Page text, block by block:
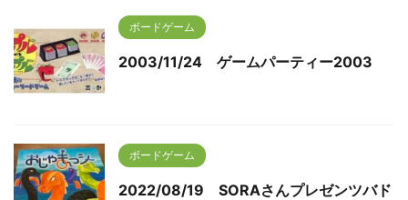
ボードゲーム
2003/11/24 ゲームパーティー2003
ボードゲーム
2022/08/19 SORAさんプレゼンツバド